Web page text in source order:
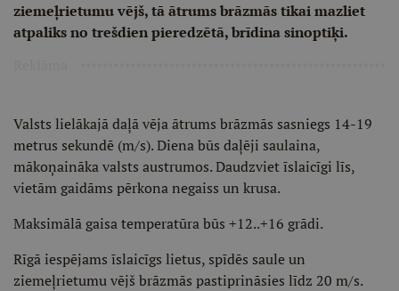
ziemeļrietumu vējš, tā ātrums brāzmās tikai mazliet
atpaliks no trešdien pieredzētā, brīdina sinoptiķi.
Valsts lielākajā daļā vēja ātrums brāzmās sasniegs 14-19
metrus sekundē (m/s). Diena būs daļēji saulaina,
mākoņaināka valsts austrumos. Daudzviet īslaicīgi līs,
vietām gaidāms pērkona negaiss un krusa.
Maksimālā gaisa temperatūra būs +12..+16 grādi.
Rīgā iespējams īslaicīgs lietus, spīdēs saule un
ziemeļrietumu vējš brāzmās pastiprināsies līdz 20 m/s.